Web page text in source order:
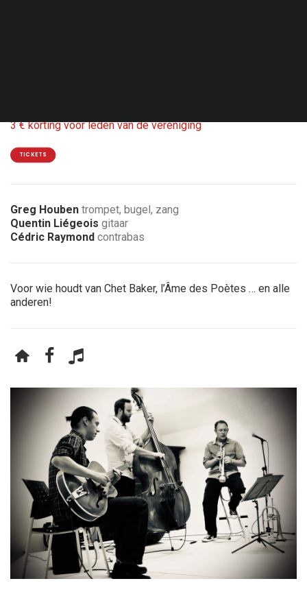
3 € korting voor leden van de vereniging
TICKETS
Greg Houben trompet, bugel, zang
Quentin Liégeois gitaar
Cédric Raymond contrabas
Voor wie houdt van Chet Baker, l’Âme des Poètes … en alle
anderen!